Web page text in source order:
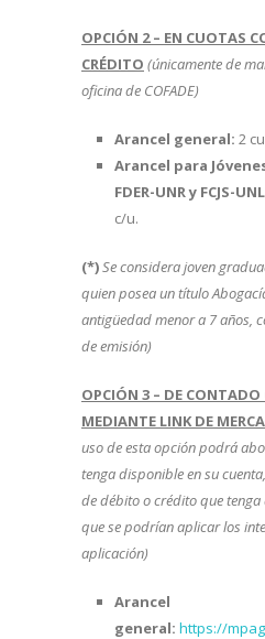
OPCIÓN 2 – EN CUOTAS
CRÉDITO (únicamente de
oficina de COFADE)
Arancel general: 2
Arancel para
FDER-UNR y FCJS-
c/u.
(*)Se considera joven
quien posea un título
antigüedad menor a 7 años,
de emisión)
OPCIÓN 3 – DE CONTADO
MEDIANTE LINK DE
uso de esta opción podrá
tenga disponible en su
de débito o crédito que
que se podrían aplicar los
aplicación)
Arancel
general: https://